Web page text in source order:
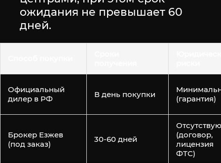
ожидания не превышает 60
дней.
Официальный
дилер в РФ
В день покупки
(гарантия)
Брокер Езжев
(под заказ)
30-60 дней
(договор,
лицензия
ФТС)